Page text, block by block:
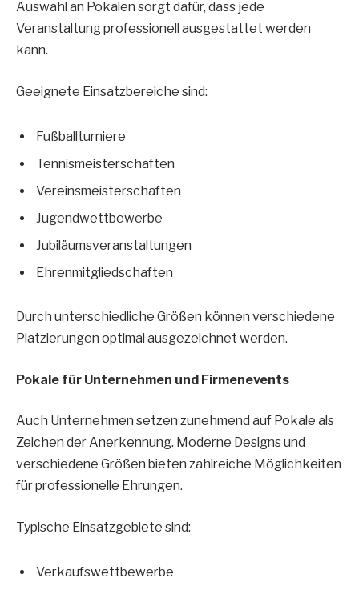
Auswahl an Pokalen sorgt dafür, dass jede
Veranstaltung professionell ausgestattet werden
kann.
Geeignete Einsatzbereiche sind:
Fußballturniere
Tennismeisterschaften
Vereinsmeisterschaften
Jugendwettbewerbe
Jubiläumsveranstaltungen
Ehrenmitgliedschaften
Durch unterschiedliche Größen können verschiedene
Platzierungen optimal ausgezeichnet werden.
Pokale für Unternehmen und Firmenevents
Auch Unternehmen setzen zunehmend auf Pokale als
Zeichen der Anerkennung. Moderne Designs und
verschiedene Größen bieten zahlreiche Möglichkeiten
für professionelle Ehrungen.
Typische Einsatzgebiete sind:
Verkaufswettbewerbe